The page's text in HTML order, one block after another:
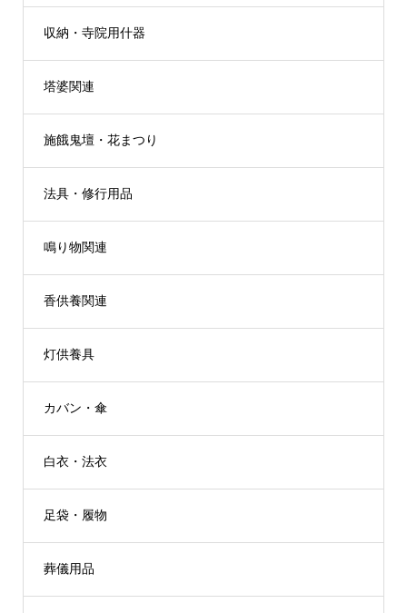
収納・寺院用什器
塔婆関連
施餓鬼壇・花まつり
法具・修行用品
鳴り物関連
香供養関連
灯供養具
カバン・傘
白衣・法衣
足袋・履物
葬儀用品